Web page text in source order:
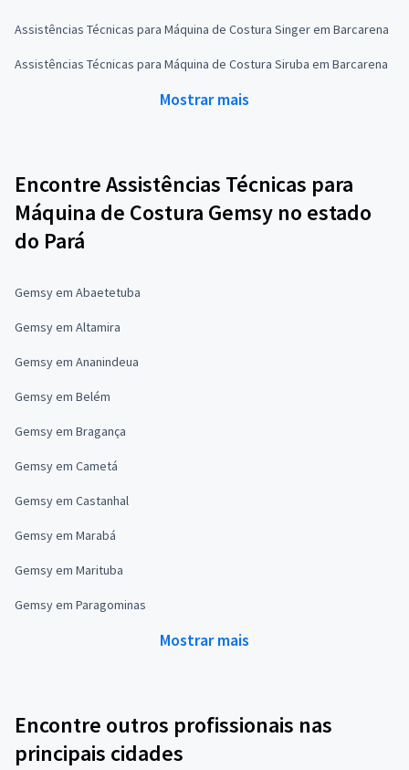
Assistências Técnicas para Máquina de Costura Singer em Barcarena
Assistências Técnicas para Máquina de Costura Siruba em Barcarena
Mostrar mais
Encontre Assistências Técnicas para
Máquina de Costura Gemsy no estado
do Pará
Gemsy em Abaetetuba
Gemsy em Altamira
Gemsy em Ananindeua
Gemsy em Belém
Gemsy em Bragança
Gemsy em Cametá
Gemsy em Castanhal
Gemsy em Marabá
Gemsy em Marituba
Gemsy em Paragominas
Mostrar mais
Encontre outros profissionais nas
principais cidades